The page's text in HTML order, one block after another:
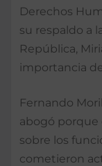
Derechos
su respaldo a
República,
importancia
Fernando
abogó porque
sobre los
cometieron